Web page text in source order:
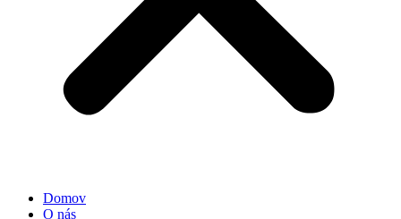
Domov
O nás